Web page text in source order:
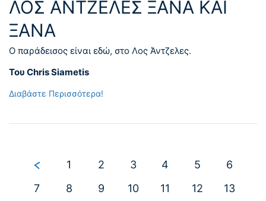
ΛΟΣ ΆΝΤΖΕΛΕΣ ΞΑΝΆ ΚΑΙ
ΞΑΝΆ
Ο παράδεισος είναι εδώ, στο Λος Άντζελες.
Του Chris Siametis
Διαβάστε Περισσότερα!
1 2 3 4 5
6
7
8 9 10 11 12
13